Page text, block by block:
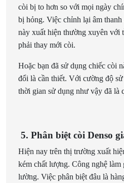
còi bị to hơn so với mọi ngày
bị hỏng. Việc chỉnh lại âm
này xuất hiện thường xuyên với
phải thay mới còi.
Hoặc bạn đã sử dụng chiếc còi
đổi là cần thiết. Với cường độ
thời gian sử dụng như vậy đã là
5. Phân biệt còi Denso
Hiện nay trên thị trường xuất
kém chất lượng. Công nghệ
lường. Việc phân biệt đâu là